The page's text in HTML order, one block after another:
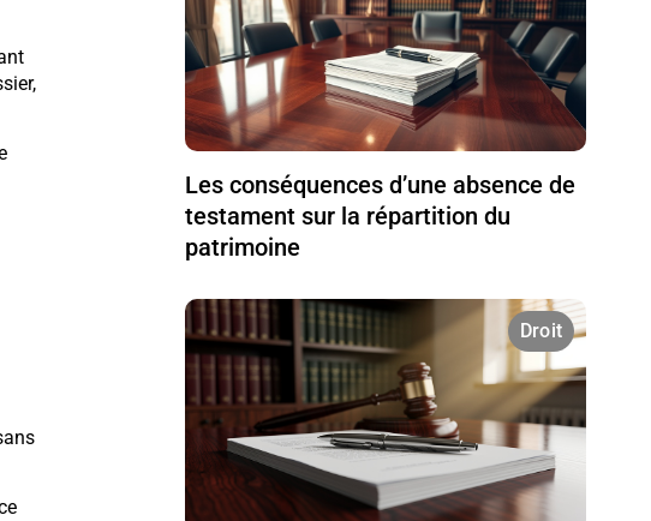
Les conséquences d’une absence de
testament sur la répartition du
patrimoine
Droit